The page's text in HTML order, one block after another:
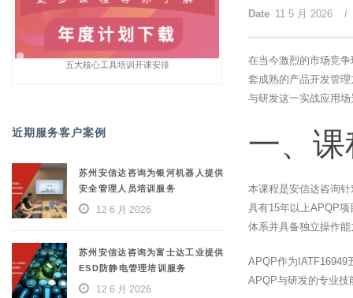
Date 11 5 月 2026 /
在当今激烈的市场竞
套成熟的产品开发管
与研发这一实战应用
一、
本课程是安信达咨询
具有15年以上APQP
体系并具备独立操作能
APQP作为
APQP与研发的专业技
五大核心工具培训开课安排
近期服务客户案例
苏州安信达咨询为银河机器人提供
安全管理人员培训服务
12 6 月 2026
苏州安信达咨询为富士达工业提供
ESD防静电管理培训服务
12 6 月 2026